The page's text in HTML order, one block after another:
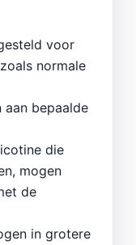
voor
normale
bepaalde
die
mogen
de
in grotere